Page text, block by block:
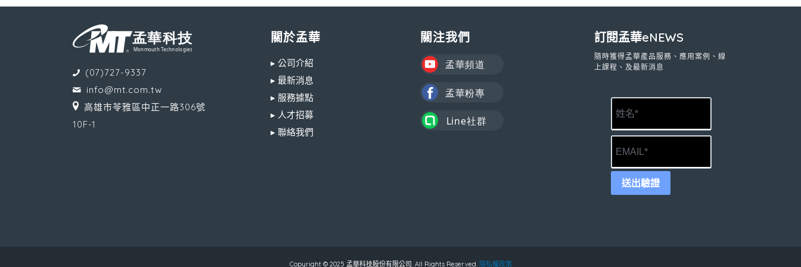
(07)727-9337
info@mt.com.tw
高雄市苓雅區中正一路306號
10F-1
關於孟華
▸ 公司介紹
▸ 最新消息
▸ 服務據點
▸ 人才招募
▸ 聯絡我們
關注我們 訂閱孟華eNEWS
隨時獲得孟華產品服務、應用案例、線
上課程、及最新消息
送出驗證
Copyright © 2025 孟華科技股份有限公司. All Rights Reserved. 隱私權政策